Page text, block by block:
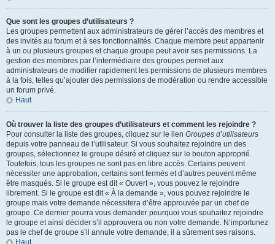
Que sont les groupes d’utilisateurs ?
Les groupes permettent aux administrateurs de gérer l’accès des membres et
des invités au forum et à ses fonctionnalités. Chaque membre peut appartenir
à un ou plusieurs groupes et chaque groupe peut avoir ses permissions. La
gestion des membres par l’intermédiaire des groupes permet aux
administrateurs de modifier rapidement les permissions de plusieurs membres
à la fois, telles qu’ajouter des permissions de modération ou rendre accessible
un forum privé.
Haut
Où trouver la liste des groupes d’utilisateurs et comment les rejoindre ?
Pour consulter la liste des groupes, cliquez sur le lien Groupes d’utilisateurs
depuis votre panneau de l’utilisateur. Si vous souhaitez rejoindre un des
groupes, sélectionnez le groupe désiré et cliquez sur le bouton approprié.
Toutefois, tous les groupes ne sont pas en libre accès. Certains peuvent
nécessiter une approbation, certains sont fermés et d’autres peuvent même
être masqués. Si le groupe est dit « Ouvert », vous pouvez le rejoindre
librement. Si le groupe est dit « À la demande », vous pouvez rejoindre le
groupe mais votre demande nécessitera d’être approuvée par un chef de
groupe. Ce dernier pourra vous demander pourquoi vous souhaitez rejoindre
le groupe et ainsi décider s’il approuvera ou non votre demande. N’importunez
pas le chef de groupe s’il annule votre demande, il a sûrement ses raisons.
Haut